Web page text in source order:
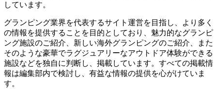
しています。
グランピング業界を代表するサイト運営を目指し、より多く
の情報を提供することを目的としており、魅力的なグランピ
ング施設のご紹介、新しい海外グランピングのご紹介、また
そのような豪華でラグジュアリーなアウトドア体験ができる
施設などを独自に判断し、掲載しています。すべての掲載情
報は編集部内で検討し、有益な情報の提供を心がけていま
す。